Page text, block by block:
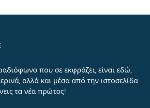
που σε εκφράζει, είναι εδώ,
αλλά και μέσα από την ιστοσελίδα
τα νέα πρώτος!